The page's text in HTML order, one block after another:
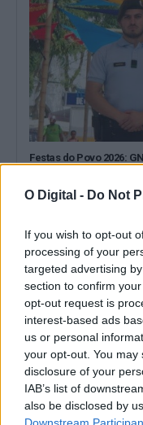
O Digital - Do Not
If you wish to opt-out
processing of your
targeted advertising
section to confirm
opt-out request is
interest-based ads
us or personal
your opt-out. You
disclosure of your
IAB’s list of
also be disclosed by
Downstream
Festas do Povo 2026:
7 Agosto, 2026 - 17:21